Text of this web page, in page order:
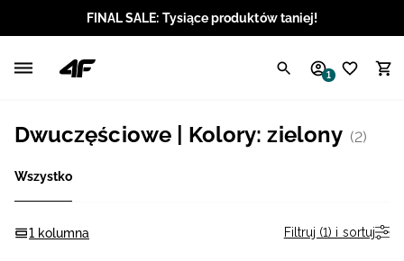
FINAL SALE: Tysiące produktów taniej!
1
Dwuczęściowe | Kolory: zielony (2)
Wszystko
1 kolumna Filtruj (1) i sortuj
Angielski / USD
Chorwacki / EUR